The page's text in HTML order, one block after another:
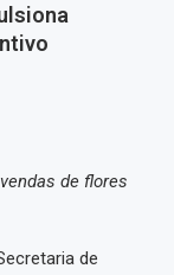
de flores
de